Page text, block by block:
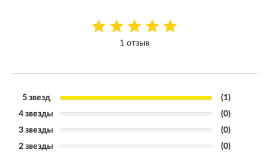
1 отзыв
5 звезд
(1)
4 звезды
(0)
3 звезды
(0)
2 звезды
(0)